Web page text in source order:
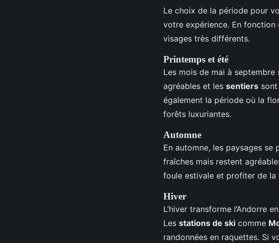
Le choix de la période pour
votre expérience. En fonction
visages très différents.
Printemps et été
Les mois de mai à
agréables et les sentiers
également la période où la
forêts luxuriantes.
Automne
En automne, les paysages
fraîches mais restent
foule estivale et profiter de la
Hiver
L’hiver transforme l’Andorre
Les stations de ski comme
randonnées en raquettes. Si